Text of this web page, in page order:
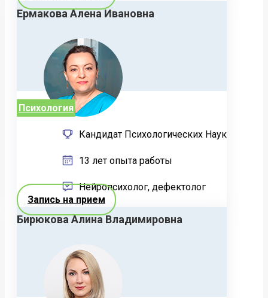
Ермакова Алена Ивановна
Психология
Кандидат Психологических Наук
13 лет опыта работы
Нейропсихолог, дефектолог
Запись на прием
Бирюкова Алина Владимировна